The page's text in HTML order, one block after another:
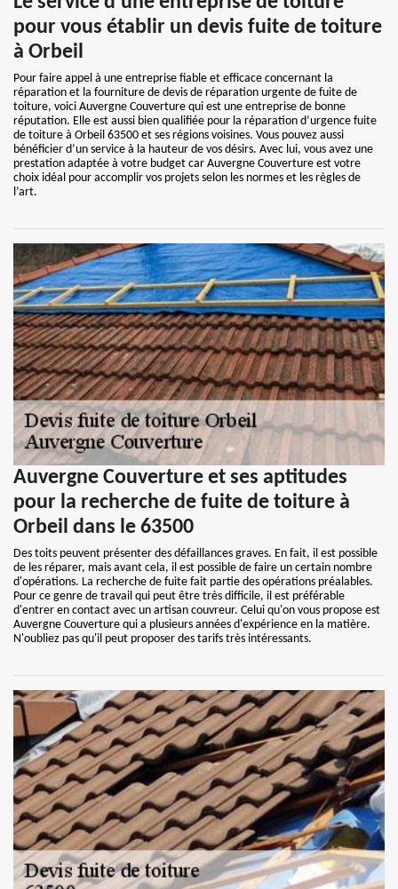
pour vous établir un devis fuite de toiture
à Orbeil
Pour faire appel à une entreprise fiable et efficace concernant la
réparation et la fourniture de devis de réparation urgente de fuite de
toiture, voici Auvergne Couverture qui est une entreprise de bonne
réputation. Elle est aussi bien qualifiée pour la réparation d’urgence fuite
de toiture à Orbeil 63500 et ses régions voisines. Vous pouvez aussi
bénéficier d’un service à la hauteur de vos désirs. Avec lui, vous avez une
prestation adaptée à votre budget car Auvergne Couverture est votre
choix idéal pour accomplir vos projets selon les normes et les règles de
l’art.
Auvergne Couverture et ses aptitudes
pour la recherche de fuite de toiture à
Orbeil dans le 63500
Des toits peuvent présenter des défaillances graves. En fait, il est possible
de les réparer, mais avant cela, il est possible de faire un certain nombre
d'opérations. La recherche de fuite fait partie des opérations préalables.
Pour ce genre de travail qui peut être très difficile, il est préférable
d'entrer en contact avec un artisan couvreur. Celui qu'on vous propose est
Auvergne Couverture qui a plusieurs années d'expérience en la matière.
N'oubliez pas qu'il peut proposer des tarifs très intéressants.